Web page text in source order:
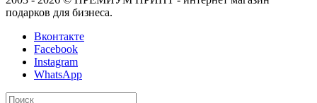
подарков для бизнеса.
Вконтакте
Facebook
Instagram
WhatsApp